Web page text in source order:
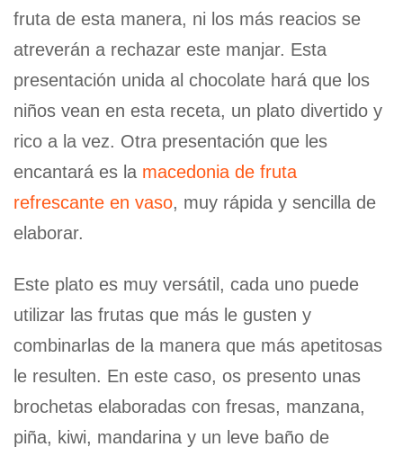
fruta de esta manera, ni los más reacios se
atreverán a rechazar este manjar. Esta
presentación unida al chocolate hará que los
niños vean en esta receta, un plato divertido y
rico a la vez. Otra presentación que les
encantará es la macedonia de fruta
refrescante en vaso, muy rápida y sencilla de
elaborar.
Este plato es muy versátil, cada uno puede
utilizar las frutas que más le gusten y
combinarlas de la manera que más apetitosas
le resulten. En este caso, os presento unas
brochetas elaboradas con fresas, manzana,
piña, kiwi, mandarina y un leve baño de